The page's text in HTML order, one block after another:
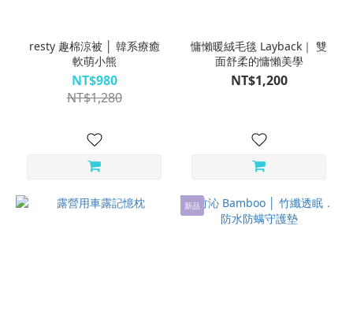
resty 趣棉涼被 │ 韓系療癒
軟萌小熊
NT$980
NT$1,280
慵懶暖絨毛毯 Layback｜ 雙
面舒柔的慵懶美學
NT$1,200
新品